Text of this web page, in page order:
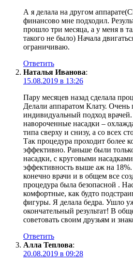
А я делала на другом
финансово мне подходил.
прошло три месяца, а у меня в
такого не было) Начала
ограничиваю.
Ответить
Наталья Иванова:
15.08.2019 в 13:26
Пару месяцев назад сделала
Делали аппаратом Клату. Очень
индивидуальный подход
навороченные насадки –
типа сверху и снизу, а со всех
Так процедура проходит более
эффективно. Раньше были
насадки, с круговыми
эффективность выше аж на
конечно врачи и в общем все
процедура была безопасной .
комфортные, как будто
фигуры. Я делала бедра. Ушло
окончательный результат! В
советовать своим друзьям и
Ответить
Алла Теплова:
20.08.2019 в 09:28